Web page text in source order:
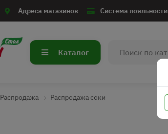
Адреса магазинов Система лояльности
Каталог
Распродажа Распродажа соки